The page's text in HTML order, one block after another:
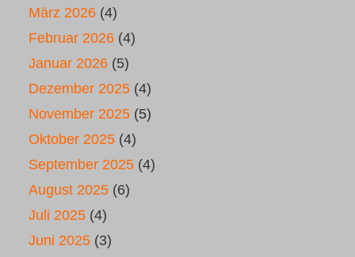
März 2026 (4)
Februar 2026 (4)
Januar 2026 (5)
Dezember 2025 (4)
November 2025 (5)
Oktober 2025 (4)
September 2025 (4)
August 2025 (6)
Juli 2025 (4)
Juni 2025 (3)